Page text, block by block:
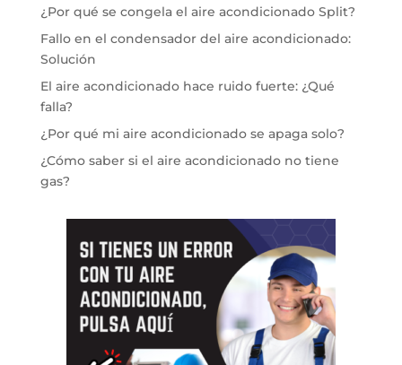
¿Por qué se congela el aire acondicionado Split?
Fallo en el condensador del aire acondicionado:
Solución
El aire acondicionado hace ruido fuerte: ¿Qué
falla?
¿Por qué mi aire acondicionado se apaga solo?
¿Cómo saber si el aire acondicionado no tiene
gas?